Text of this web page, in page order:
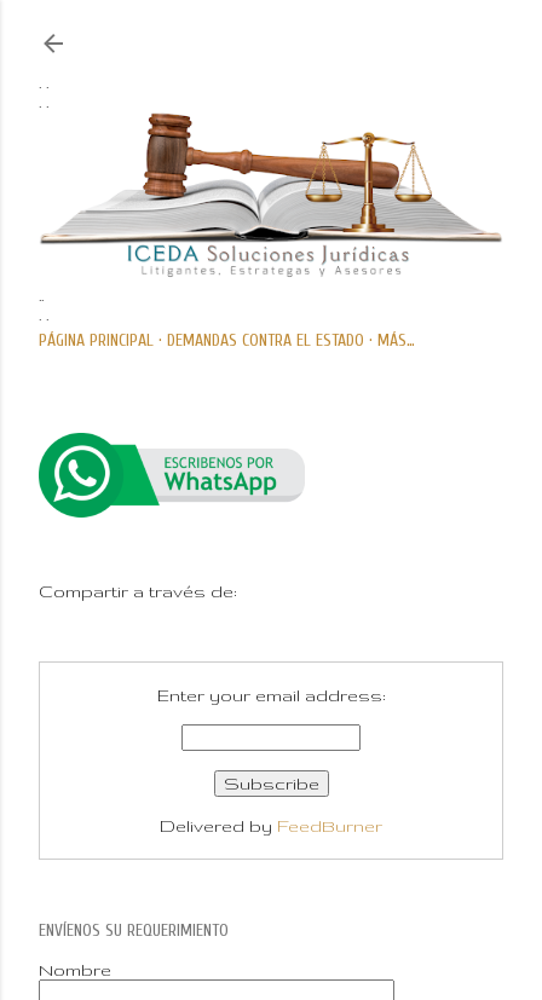
PÁGINA PRINCIPAL DEMANDAS CONTRA EL ESTADO MÁS…
Compartir a través de:
Enter your email address:
Delivered by FeedBurner
ENVÍENOS SU REQUERIMIENTO
Nombre